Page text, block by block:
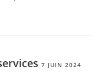
7 JUIN 2024